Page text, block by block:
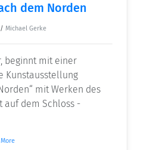
dem Norden
/ Michael Gerke
beginnt mit einer
Kunstausstellung
mit Werken des
auf dem Schloss
More